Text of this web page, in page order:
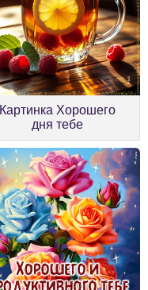
Картинка Хорошего
дня тебе